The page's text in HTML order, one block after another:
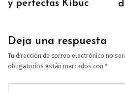
y perfectas Kibuc
Deja una respuesta
Tu dirección de correo electrónico no
obligatorios están marcados con *